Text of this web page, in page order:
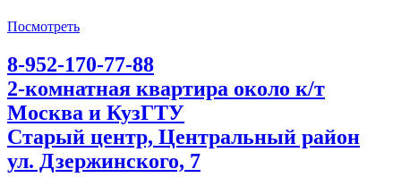
Посмотреть
8-952-170-77-88
2-комнатная квартира около к/т
Москва и КузГТУ
Старый центр, Центральный район
ул. Дзержинского, 7